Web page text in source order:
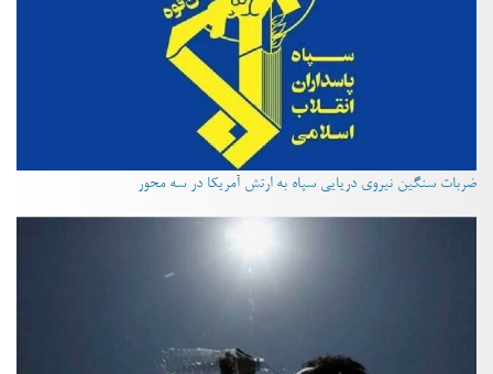
ضربات سنگین نیروی دریایی سپاه به ارتش آمریکا در سه محور